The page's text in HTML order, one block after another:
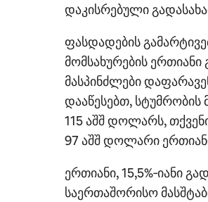
დაკისრებული
ფასდადების
მომსახურების ერთიანი
მასპინძლები
დააწესებთ, სტუმრობის
115 აშშ დოლარს,
97 აშშ დოლარი
ერთიანი, 15,5%‑იანი
საერთაშორისო